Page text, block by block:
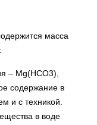
масса
– Mg(HCO3),
содержание в
и с техникой.
в воде